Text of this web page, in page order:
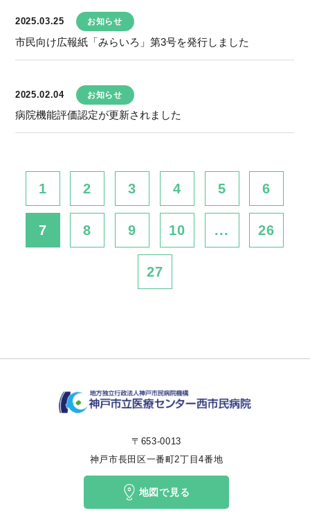
2025.03.25 お知らせ
市民向け広報紙「みらいろ」第3号を発行しました
2025.02.04 お知らせ
病院機能評価認定が更新されました
1 2 3 4 5 6
7 8 9 10 ... 26
27
〒653-0013
神戸市長田区一番町2丁目4番地
地図で見る